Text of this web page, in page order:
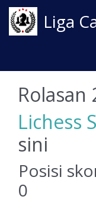
Liga
Rolasan
Lichess
sini
Posisi
0